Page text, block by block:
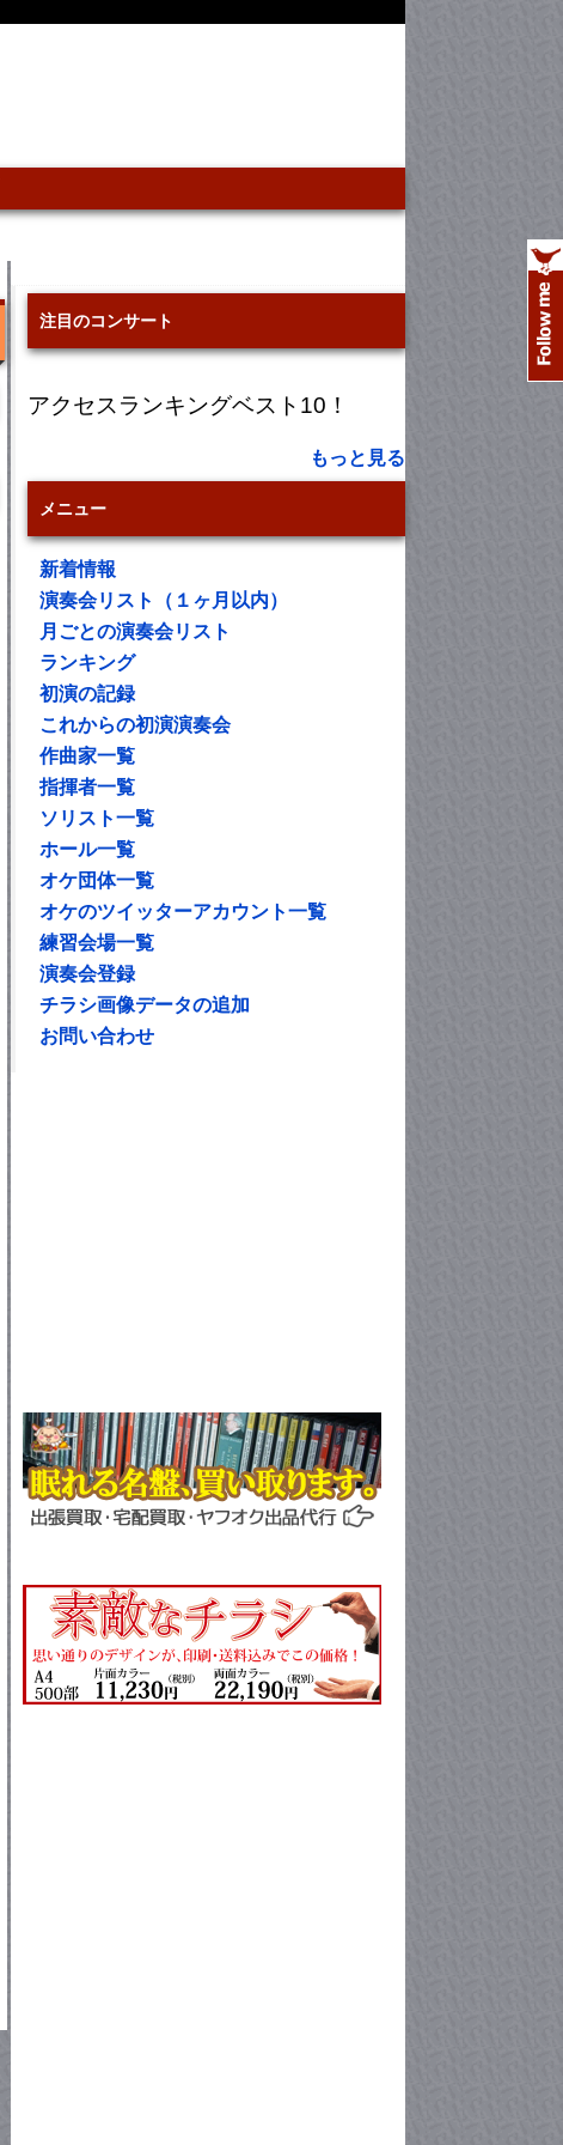
注目のコンサート
アクセスランキングベスト10！
もっと見る
メニュー
新着情報
演奏会リスト（１ヶ月以内）
月ごとの演奏会リスト
ランキング
初演の記録
これからの初演演奏会
作曲家一覧
指揮者一覧
ソリスト一覧
ホール一覧
オケ団体一覧
オケのツイッターアカウント一覧
練習会場一覧
演奏会登録
チラシ画像データの追加
お問い合わせ